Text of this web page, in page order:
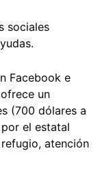
sociales
Facebook e
un
(700 dólares a
el estatal
atención